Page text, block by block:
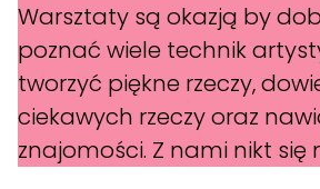
Warsztaty są okazją by
poznać wiele technik
tworzyć piękne rzeczy,
ciekawych rzeczy oraz
znajomości. Z nami nikt się